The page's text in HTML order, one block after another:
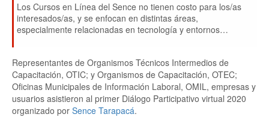
Los Cursos en Línea del Sence no tienen costo para los/as
interesados/as, y se enfocan en distintas áreas,
especialmente relacionadas en tecnología y entornos
Representantes de Organismos Técnicos Intermedios de
Capacitación, OTIC; y Organismos de Capacitación, OTEC;
Oficinas Municipales de Información Laboral, OMIL, empresas y
usuarios asistieron al primer Diálogo Participativo virtual 2020
organizado por Sence Tarapacá.